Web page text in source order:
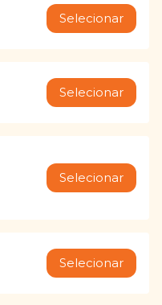
Selecionar
Selecionar
Selecionar
Selecionar